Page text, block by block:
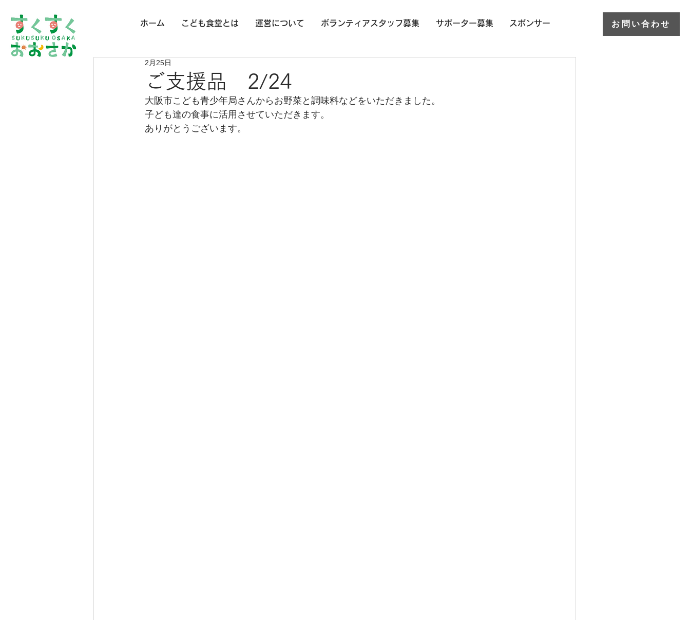
ホーム こども食堂とは 運営について ボランティアスタッフ募集 サポーター募集 スポンサー お問い合わせ
ご支援品 2/24
2月25日
大阪市こども青少年局さんからお野菜と調味料などをいただきました。
子ども達の食事に活用させていただきます。
ありがとうございます。